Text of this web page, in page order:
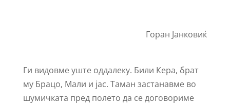
Горан Јанковиќ
Ги видовме уште оддалеку. Били Кера, брат
му Брацо, Мали и јас. Таман застанавме во
шумичката пред полето да се договориме